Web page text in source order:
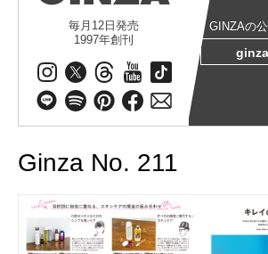
毎月12日発売
1997年創刊
GINZAの
Ginza No. 211